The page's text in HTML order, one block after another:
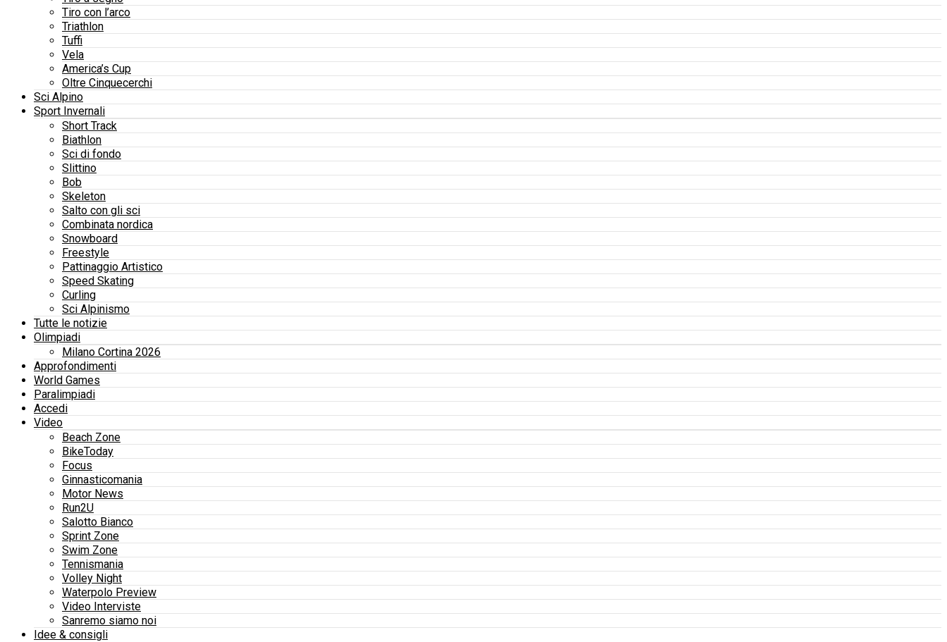
Tiro con l’arco
Triathlon
Tuffi
Vela
America’s Cup
Oltre Cinquecerchi
Sci Alpino
Sport Invernali
Short Track
Biathlon
Sci di fondo
Slittino
Bob
Skeleton
Salto con gli sci
Combinata nordica
Snowboard
Freestyle
Pattinaggio Artistico
Speed Skating
Curling
Sci Alpinismo
Tutte le notizie
Olimpiadi
Milano Cortina 2026
Approfondimenti
World Games
Paralimpiadi
Accedi
Video
Beach Zone
BikeToday
Focus
Ginnasticomania
Motor News
Run2U
Salotto Bianco
Sprint Zone
Swim Zone
Tennismania
Volley Night
Waterpolo Preview
Video Interviste
Sanremo siamo noi
Idee & consigli